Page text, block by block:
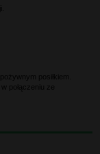
posiłkiem.
połączeniu ze